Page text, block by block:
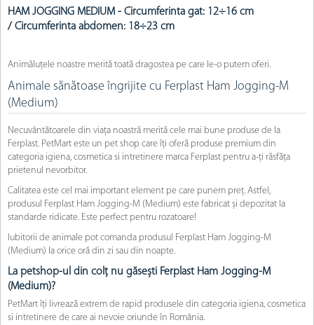
HAM JOGGING MEDIUM - Circumferinta gat: 12÷16 cm
/ Circumferinta abdomen: 18÷23 cm
Animăluțele noastre merită toată dragostea pe care le-o putem oferi.
Animale sănătoase îngrijite cu Ferplast Ham Jogging-M
(Medium)
Necuvântătoarele din viața noastră merită cele mai bune produse de la
Ferplast. PetMart este un pet shop care îți oferă produse premium din
categoria igiena, cosmetica si intretinere marca Ferplast pentru a-ți răsfăța
prietenul nevorbitor.
Calitatea este cel mai important element pe care punem preț. Astfel,
produsul Ferplast Ham Jogging-M (Medium) este fabricat și depozitat la
standarde ridicate. Este perfect pentru rozatoare!
Iubitorii de animale pot comanda produsul Ferplast Ham Jogging-M
(Medium) la orice oră din zi sau din noapte.
La petshop-ul din colț nu găsești Ferplast Ham Jogging-M
(Medium)?
PetMart îți livrează extrem de rapid produsele din categoria igiena, cosmetica
si intretinere de care ai nevoie oriunde în România.